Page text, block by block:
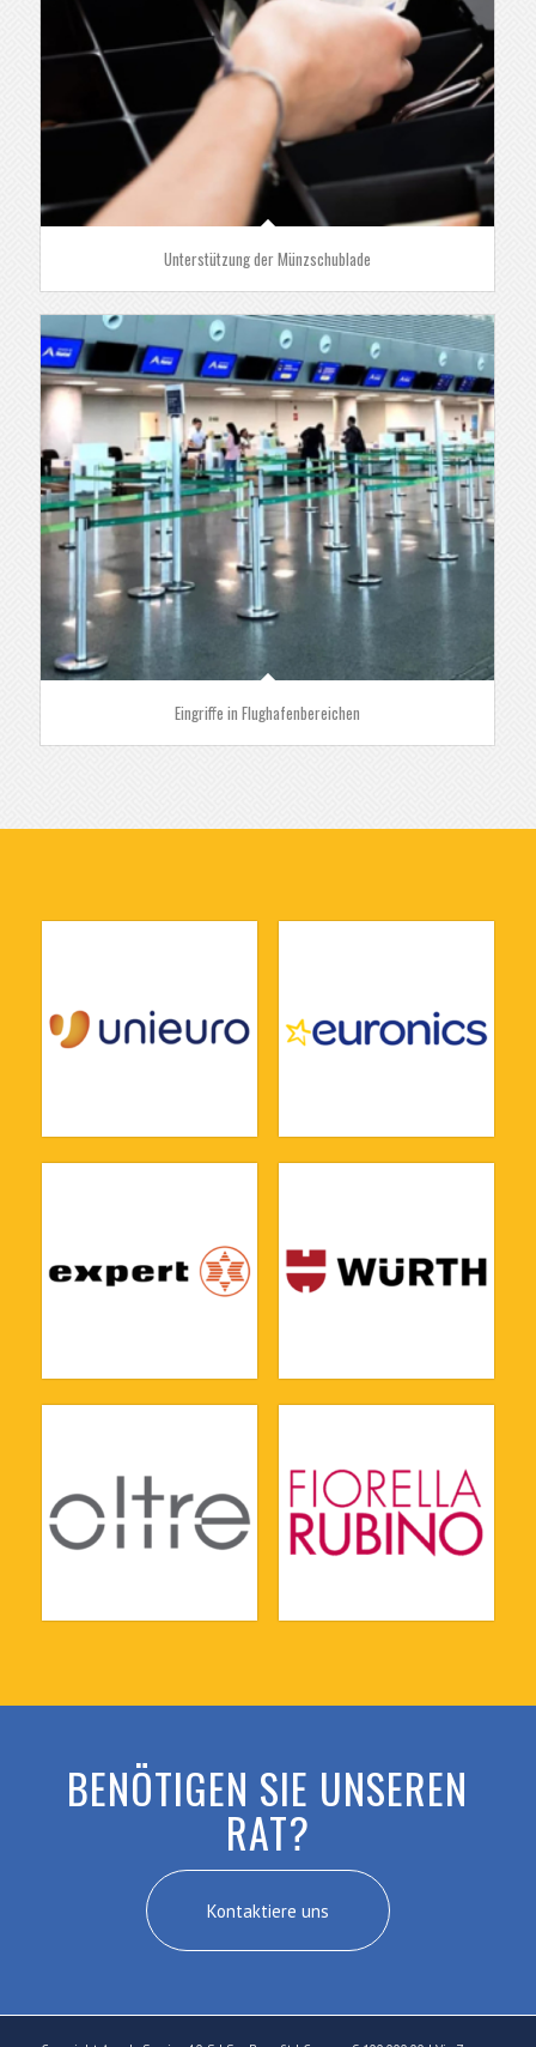
Unterstützung der Münzschublade
Eingriffe in Flughafenbereichen
BENÖTIGEN SIE UNSEREN
RAT?
Kontaktiere uns